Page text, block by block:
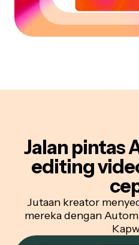
Jalan pintas
editing
Jutaan kreator
mereka dengan